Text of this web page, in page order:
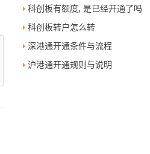
科创板有额度, 是已经开通了吗
科创板转户怎么转
深港通开通条件与流程
沪港通开通规则与说明